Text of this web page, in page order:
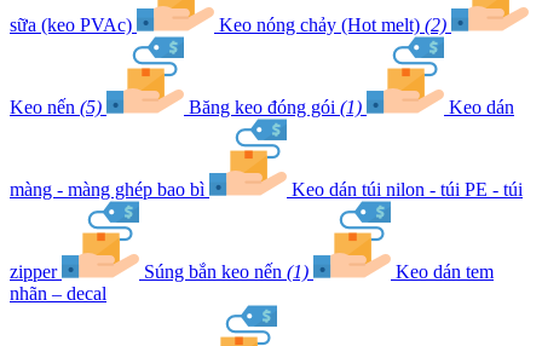
sữa (keo PVAc) Keo nóng chảy (Hot melt) (2)
Keo nến (5) Băng keo đóng gói (1) Keo dán
màng - màng ghép bao bì Keo dán túi nilon - túi PE - túi
zipper Súng bắn keo nến (1)
Keo dán tem
nhãn – decal